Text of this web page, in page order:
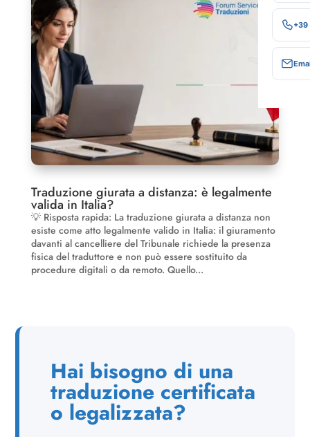
Traduzione giurata a distanza: è legalmente
valida in Italia?
💡 Risposta rapida: La traduzione giurata a distanza non
esiste come atto legalmente valido in Italia: il giuramento
davanti al cancelliere del Tribunale richiede la presenza
fisica del traduttore e non può essere sostituito da
procedure digitali o da remoto. Quello...
Hai bisogno di una
traduzione certificata
o legalizzata?